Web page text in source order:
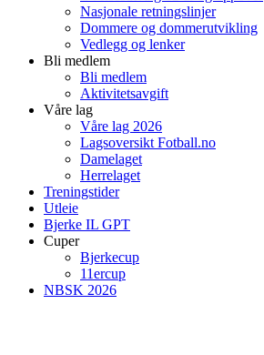
Nasjonale retningslinjer
Dommere og dommerutvikling
Vedlegg og lenker
Bli medlem
Bli medlem
Aktivitetsavgift
Våre lag
Våre lag 2026
Lagsoversikt Fotball.no
Damelaget
Herrelaget
Treningstider
Utleie
Bjerke IL GPT
Cuper
Bjerkecup
11ercup
NBSK 2026